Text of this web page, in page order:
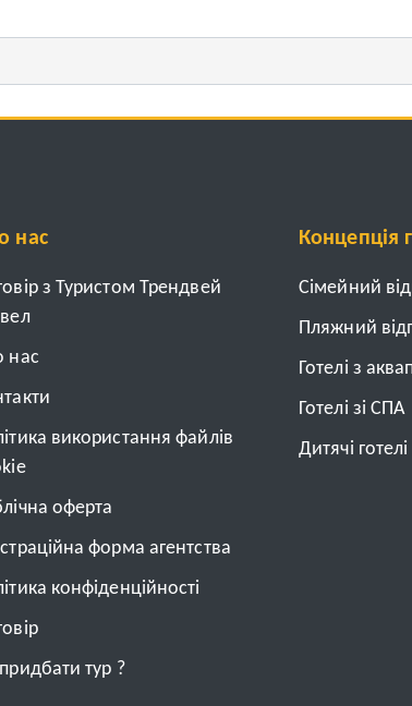
нас
з Туристом Трендвей
нас
використання файлів
оферта
форма агентства
конфіденційності
тур ?
Концепція
Cімейний
Пляжний
Готелі з
Готелі зі СПА
Дитячі готелі